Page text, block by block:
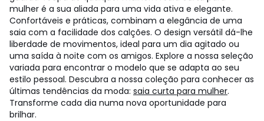
mulher é a sua aliada para uma vida ativa e elegante.
Confortáveis e práticas, combinam a elegância de uma
saia com a facilidade dos calções. O design versátil dá-lhe
liberdade de movimentos, ideal para um dia agitado ou
uma saída à noite com os amigos. Explore a nossa seleção
variada para encontrar o modelo que se adapta ao seu
estilo pessoal. Descubra a nossa coleção para conhecer as
últimas tendências da moda: saia curta para mulher.
Transforme cada dia numa nova oportunidade para
brilhar.